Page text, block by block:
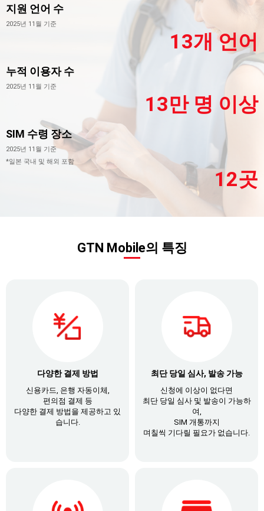
지원 언어 수
2025년 11월 기준
13개 언어
누적 이용자 수
2025년 11월 기준
13만 명 이상
SIM 수령 장소
2025년 11월 기준
*일본 국내 및 해외 포함
12곳
GTN Mobile의 특징
다양한 결제 방법
신용카드, 은행 자동이체,
편의점 결제 등
다양한 결제 방법을 제공하고 있
습니다.
최단 당일 심사, 발송 가능
신청에 이상이 없다면
최단 당일 심사 및 발송이 가능하
여,
SIM 개통까지
며칠씩 기다릴 필요가 없습니다.